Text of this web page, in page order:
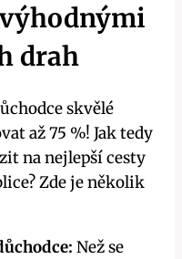
drah
skvělé
až 75 %! Jak tedy
na nejlepší cesty
Zde je několik
Než se